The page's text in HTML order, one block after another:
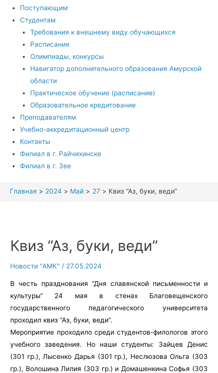
Поступающим
Студентам
Требования к внешнему виду обучающихся
Расписание
Олимпиады, конкурсы
Навигатор дополнительного образования Амурской
области
Практическое обучение (расписание)
Образовательное кредитование
Преподавателям
Учебно-аккредитационный центр
Контакты
Филиал в г. Райчихинске
Филиал в г. Зее
Главная 2024 Май 27 Квиз “Аз, буки, веди”
Квиз “Аз, буки, веди”
Новости "АМК" / 27.05.2024
В честь празднования “Дня славянской письменности и
культуры” 24 мая в стенах Благовещенского
государственного педагогического университета
проходил квиз “Аз, буки, веди”.
Мероприятие проходило среди студентов-филологов этого
учебного заведения. Но наши студенты: Зайцев Денис
(301 гр.), Лысенко Дарья (301 гр.), Неслюзова Ольга (303
гр.), Волошина Лилия (303 гр.) и Домашенкина Софья (303